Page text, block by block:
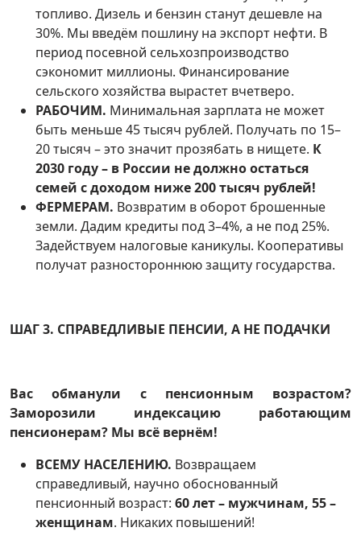
топливо. Дизель и бензин станут дешевле на
30%. Мы введём пошлину на экспорт нефти. В
период посевной сельхозпроизводство
сэкономит миллионы. Финансирование
сельского хозяйства вырастет вчетверо.
РАБОЧИМ. Минимальная зарплата не может
быть меньше 45 тысяч рублей. Получать по 15–
20 тысяч – это значит прозябать в нищете. К
2030 году – в России не должно остаться
семей с доходом ниже 200 тысяч рублей!
ФЕРМЕРАМ. Возвратим в оборот брошенные
земли. Дадим кредиты под 3–4%, а не под 25%.
Задействуем налоговые каникулы. Кооперативы
получат разностороннюю защиту государства.
ШАГ 3. СПРАВЕДЛИВЫЕ ПЕНСИИ, А НЕ ПОДАЧКИ
Вас обманули с пенсионным возрастом?
Заморозили индексацию работающим
пенсионерам? Мы всё вернём!
ВСЕМУ НАСЕЛЕНИЮ. Возвращаем
справедливый, научно обоснованный
пенсионный возраст: 60 лет – мужчинам, 55 –
женщинам. Никаких повышений!